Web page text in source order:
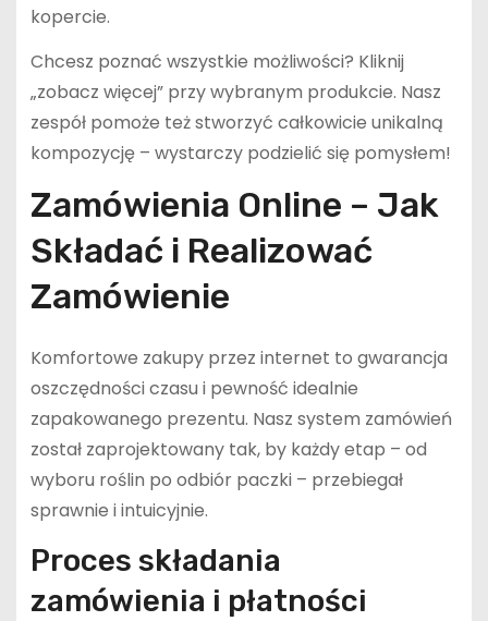
kopercie.
Chcesz poznać wszystkie możliwości? Kliknij
„zobacz więcej” przy wybranym produkcie. Nasz
zespół pomoże też stworzyć całkowicie unikalną
kompozycję – wystarczy podzielić się pomysłem!
Zamówienia Online – Jak
Składać i Realizować
Zamówienie
Komfortowe zakupy przez internet to gwarancja
oszczędności czasu i pewność idealnie
zapakowanego prezentu. Nasz system zamówień
został zaprojektowany tak, by każdy etap – od
wyboru roślin po odbiór paczki – przebiegał
sprawnie i intuicyjnie.
Proces składania
zamówienia i płatności